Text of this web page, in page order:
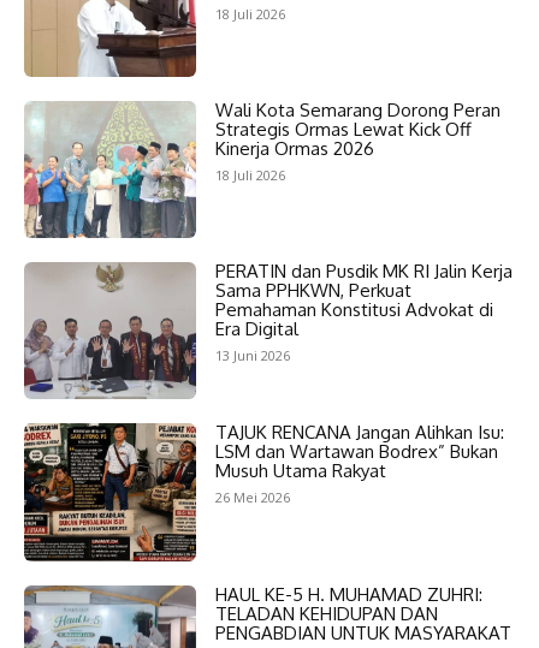
18 Juli 2026
Wali Kota Semarang Dorong Peran
Strategis Ormas Lewat Kick Off
Kinerja Ormas 2026
18 Juli 2026
PERATIN dan Pusdik MK RI Jalin Kerja
Sama PPHKWN, Perkuat
Pemahaman Konstitusi Advokat di
Era Digital
13 Juni 2026
TAJUK RENCANA Jangan Alihkan Isu:
LSM dan Wartawan Bodrex” Bukan
Musuh Utama Rakyat
26 Mei 2026
HAUL KE-5 H. MUHAMAD ZUHRI:
TELADAN KEHIDUPAN DAN
PENGABDIAN UNTUK MASYARAKAT